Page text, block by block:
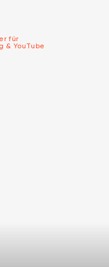
für
& YouTube